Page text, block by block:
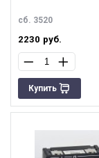
сб. 3520
2230 руб.
Купить